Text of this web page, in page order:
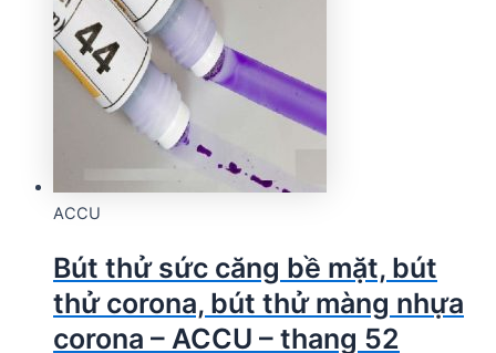
ACCU
Bút thử sức căng bề mặt, bút
thử corona, bút thử màng nhựa
corona – ACCU – thang 52